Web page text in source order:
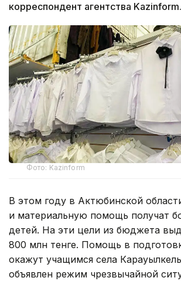
корреспондент агентства Kazinform.
Фото: Kazinform
В этом году в Актюбинской
и материальную помощь получат
детей. На эти цели из бюджета
800 млн тенге. Помощь в
окажут учащимся села
объявлен режим чрезвычайной